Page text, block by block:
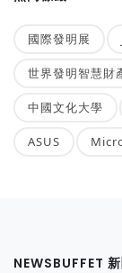
國際發明展
世界發明智慧財
中國文化大學
ASUS
NEWSBUFFET